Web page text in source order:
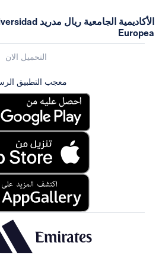
الأكاديمية الجامعية ريال مدريد Universidad
معجب التطبيق الرسمي